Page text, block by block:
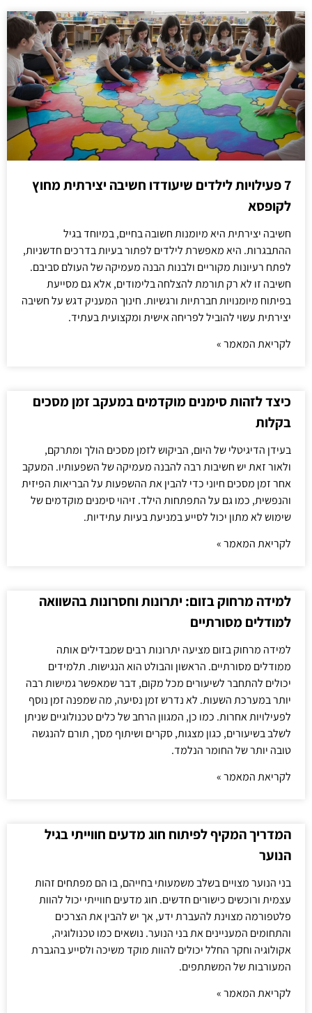
7 פעילויות לילדים שיעודדו חשיבה יצירתית מחוץ
לקופסא
חשיבה יצירתית היא מיומנות חשובה בחיים, במיוחד בגיל
ההתבגרות. היא מאפשרת לילדים לפתור בעיות בדרכים חדשניות,
לפתח רעיונות מקוריים ולבנות הבנה מעמיקה של העולם סביבם.
חשיבה זו לא רק תורמת להצלחה בלימודים, אלא גם מסייעת
בפיתוח מיומנויות חברתיות ורגשיות. חינוך המעניק דגש על חשיבה
יצירתית עשוי להוביל לפריחה אישית ומקצועית בעתיד.
לקריאת המאמר »
כיצד לזהות סימנים מוקדמים במעקב זמן מסכים
בקלות
בעידן הדיגיטלי של היום, הביקוש לזמן מסכים הולך ומתרקם,
ולאור זאת יש חשיבות רבה להבנה מעמיקה של השפעותיו. המעקב
אחר זמן מסכים חיוני כדי להבין את ההשפעות על הבריאות הפיזית
והנפשית, כמו גם על התפתחות הילד. זיהוי סימנים מוקדמים של
שימוש לא מתון יכול לסייע במניעת בעיות עתידיות.
לקריאת המאמר »
למידה מרחוק בזום: יתרונות וחסרונות בהשוואה
למודלים מסורתיים
למידה מרחוק בזום מציעה יתרונות רבים שמבדילים אותה
ממודלים מסורתיים. הראשון והבולט הוא הנגישות. תלמידים
יכולים להתחבר לשיעורים מכל מקום, דבר שמאפשר גמישות רבה
יותר במערכת השעות. לא נדרש זמן נסיעה, מה שמפנה זמן נוסף
לפעילויות אחרות. כמו כן, המגוון הרחב של כלים טכנולוגיים שניתן
לשלב בשיעורים, כגון מצגות, סקרים ושיתוף מסך, תורם להנגשה
טובה יותר של החומר הנלמד.
לקריאת המאמר »
המדריך המקיף לפיתוח חוג מדעים חווייתי בגיל
הנוער
בני הנוער מצויים בשלב משמעותי בחייהם, בו הם מפתחים זהות
עצמית ורוכשים כישורים חדשים. חוג מדעים חווייתי יכול להוות
פלטפורמה מצוינת להעברת ידע, אך יש להבין את הצרכים
והתחומים המעניינים את בני הנוער. נושאים כמו טכנולוגיה,
אקולוגיה וחקר החלל יכולים להוות מוקד משיכה ולסייע בהגברת
המעורבות של המשתתפים.
לקריאת המאמר »